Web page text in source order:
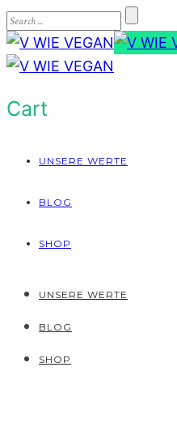
Cart
UNSERE WERTE
BLOG
SHOP
UNSERE WERTE
BLOG
SHOP